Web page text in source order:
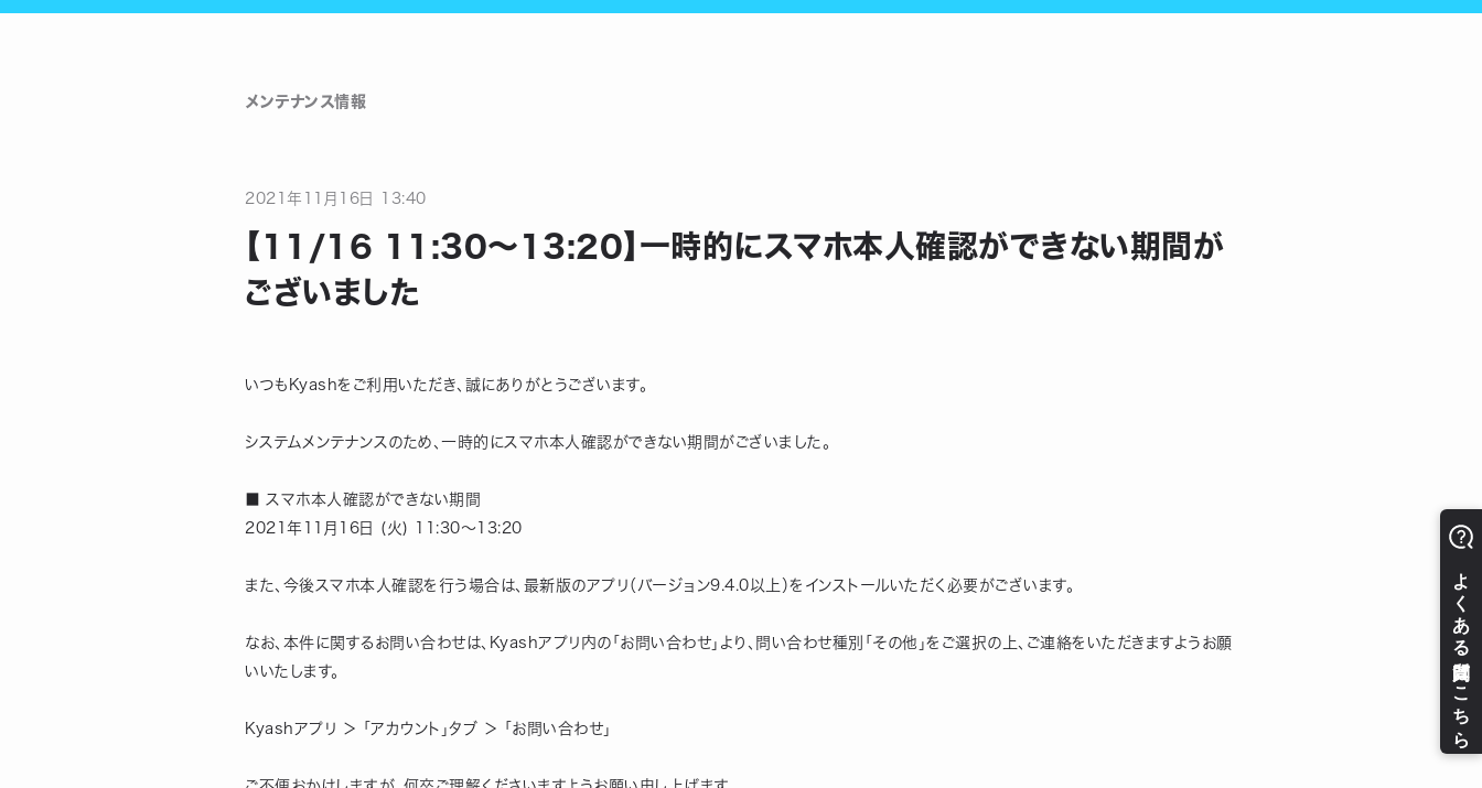
メンテナンス情報
2021 年 月 16日 13:40
【11/16 11:30〜13:20】一時的にスマホ本人確認ができない期間が
ございました
いつもKyashをご利用いただき、誠にありがとうございます。
システムメンテナンスのため、一時的にスマホ本人確認ができない期間がございました。
■ スマホ本人確認ができない期間
2021年11月16日 (火) 11:30〜13:20
また、今後スマホ本人確認を行う場合は、最新版のアプリ（バージョン9.4.0以上）をインストールいただく必要がございます。
なお、本件に関するお問い合わせは、Kyashアプリ内の「お問い合わせ」より、問い合わせ種別「その他」をご選択の上、ご連絡をいただきますようお願
いいたします。
Kyashアプリ ＞ 「アカウント」タブ ＞ 「お問い合わせ」